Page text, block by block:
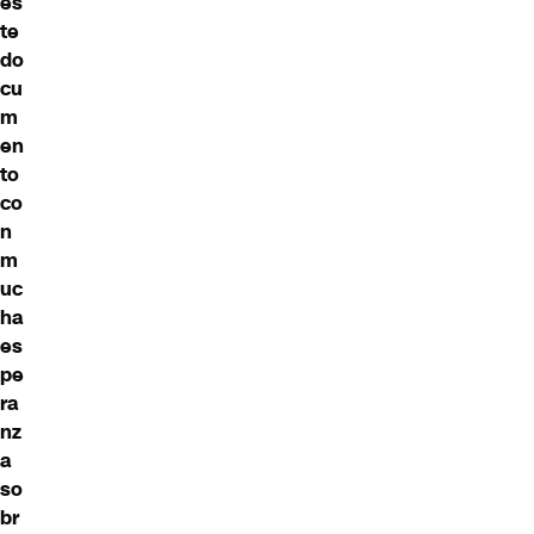
te
do
cu
m
en
to
co
n
m
uc
ha
es
pe
ra
nz
a
so
br